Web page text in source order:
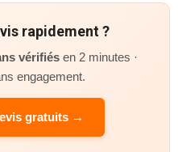
rapidement ?
vérifiésen 2 minutes ·
engagement.
gratuits →